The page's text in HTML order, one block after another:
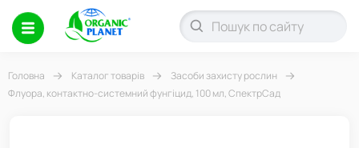
Головна Каталог товарів
Засоби захисту рослин
Флуора, контактно-системний фунгіцид, 100 мл, СпектрСад